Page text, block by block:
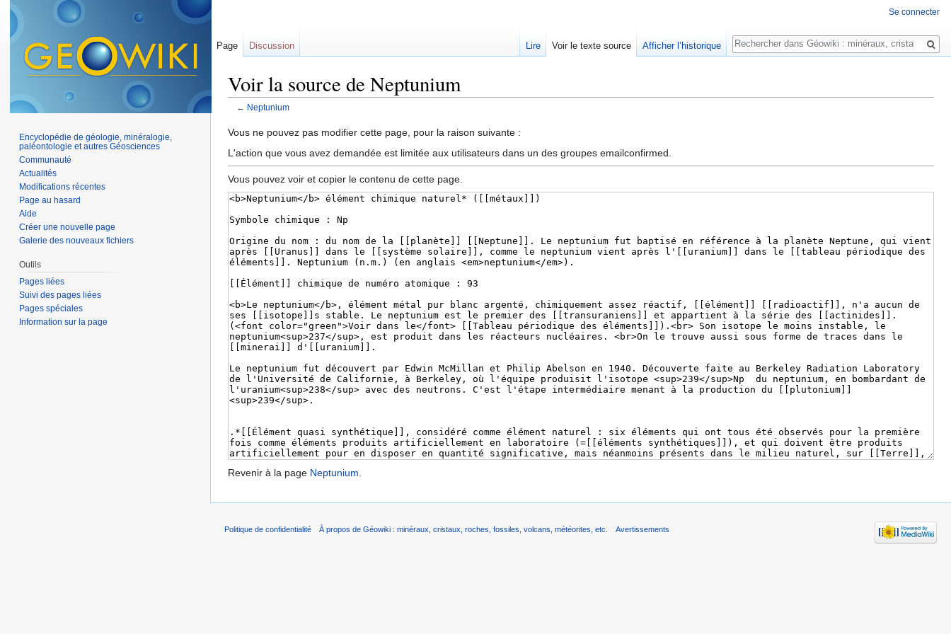
Voir la source de Neptunium
← Neptunium
Vous ne pouvez pas modifier cette page, pour la raison suivante :
L'action que vous avez demandée est limitée aux utilisateurs dans un des groupes emailconfirmed.
Vous pouvez voir et copier le contenu de cette page.
Revenir à la page Neptunium.
Se connecter
Page Discussion Lire Voir le texte source Afficher l’historique
Rechercher
Encyclopédie de géologie, minéralogie,
paléontologie et autres Géosciences
Communauté
Actualités
Modifications récentes
Page au hasard
Aide
Créer une nouvelle page
Galerie des nouveaux fichiers
Outils
Pages liées
Suivi des pages liées
Pages spéciales
Information sur la page
Politique de confidentialité À propos de Géowiki : minéraux, cristaux, roches, fossiles, volcans, météorites, etc. Avertissements